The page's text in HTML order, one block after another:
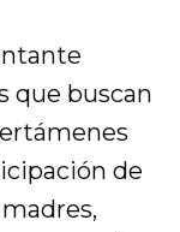
que buscan
de